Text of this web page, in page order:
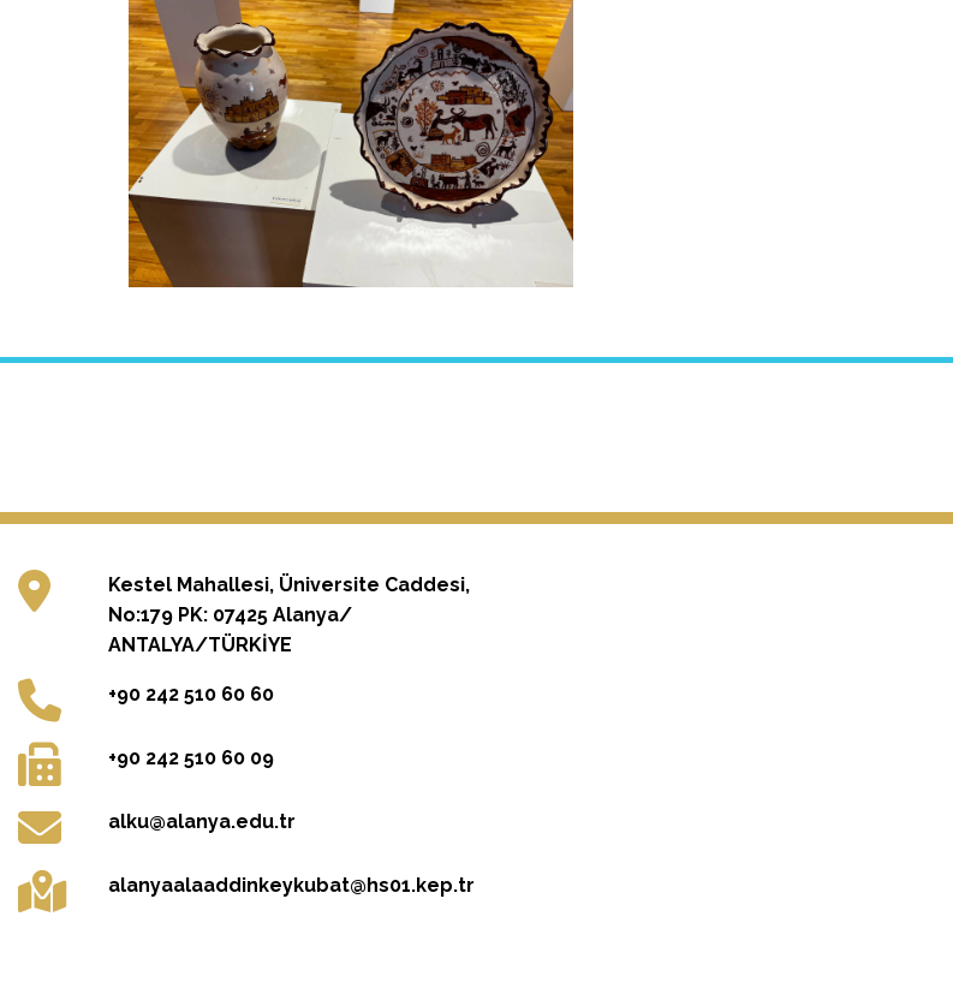
Kestel Mahallesi, Üniversite Caddesi,
No:179 PK: 07425 Alanya/
ANTALYA/TÜRKİYE
+90 242 510 60 60
+90 242 510 60 09
alku@alanya.edu.tr
alanyaalaaddinkeykubat@hs01.kep.tr